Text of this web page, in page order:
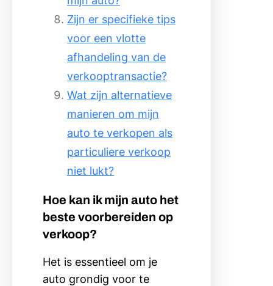
Zijn er specifieke tips
voor een vlotte
afhandeling van de
verkooptransactie?
Wat zijn alternatieve
manieren om mijn
auto te verkopen als
particuliere verkoop
niet lukt?
Hoe kan ik mijn auto het
beste voorbereiden op
verkoop?
Het is essentieel om je
auto grondig voor te